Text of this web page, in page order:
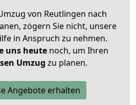
von Reutlingen nach
zögern Sie nicht, unsere
in Anspruch zu nehmen.
uns heutenoch, um Ihren
Umzug zu planen.
Angebote erhalten